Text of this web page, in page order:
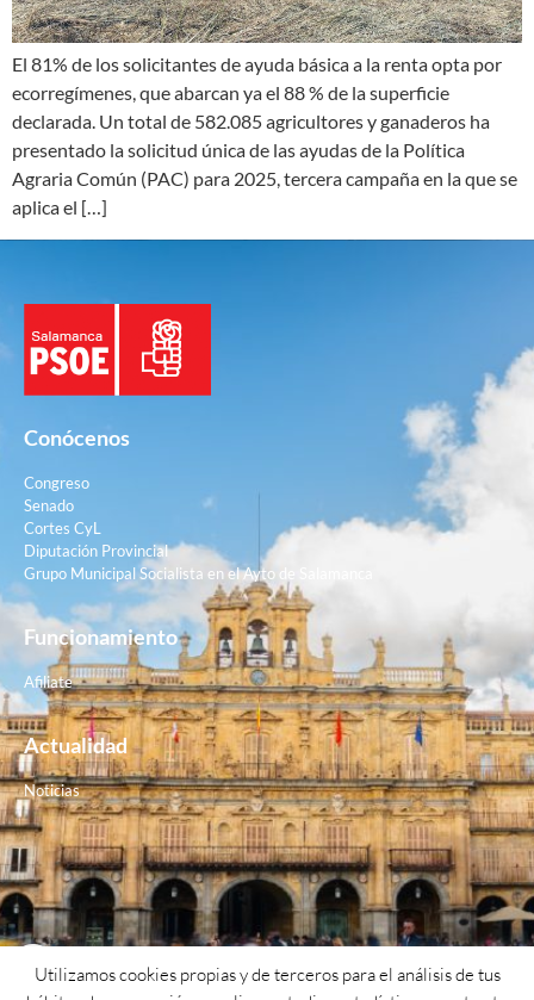
El 81% de los solicitantes de ayuda básica a la renta opta por
ecorregímenes, que abarcan ya el 88 % de la superficie
declarada. Un total de 582.085 agricultores y ganaderos ha
presentado la solicitud única de las ayudas de la Política
Agraria Común (PAC) para 2025, tercera campaña en la que se
aplica el […]
Conócenos
Congreso
Senado
Cortes CyL
Diputación Provincial
Grupo Municipal Socialista en el Ayto de Salamanca
Funcionamiento
Afiliate
Actualidad
Noticias
Contacto
Utilizamos cookies propias y de terceros para el análisis de tus